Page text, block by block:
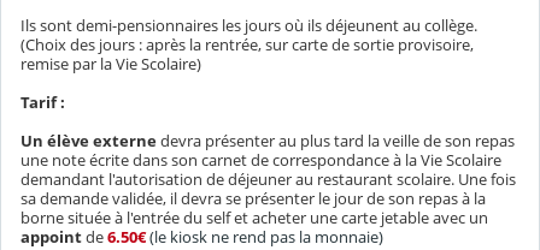
Ils sont demi-pensionnaires les jours où ils déjeunent au collège.
(Choix des jours : après la rentrée, sur carte de sortie provisoire,
remise par la Vie Scolaire)
Tarif :
Un élève externedevra présenter au plus tard la veille de son repas
une note écrite dans son carnet de correspondance à la Vie Scolaire
demandant l'autorisation de déjeuner au restaurant scolaire. Une fois
sa demande validée, il devra se présenter le jour de son repas à la
borne située à l'entrée du self et acheter une carte jetable avec un
appointde6.50€(le kiosk ne rend pas la monnaie)